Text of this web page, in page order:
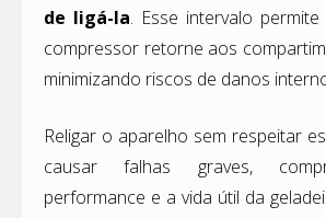
de ligá-la. Esse intervalo
compressor retorne aos
minimizando riscos de danos
Religar o aparelho sem respeitar
causar falhas graves,
performance e a vida útil da